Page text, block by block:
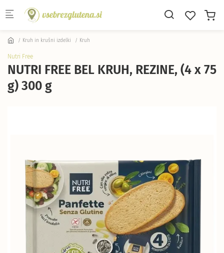
Skip to main content
Kruh in krušni izdelki Kruh
Nutri Free
NUTRI FREE BEL KRUH, REZINE, (4 x 75
g) 300 g